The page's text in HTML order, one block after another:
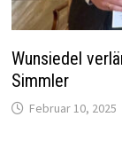
Wunsiedel
Simmler
Februar 10, 2025